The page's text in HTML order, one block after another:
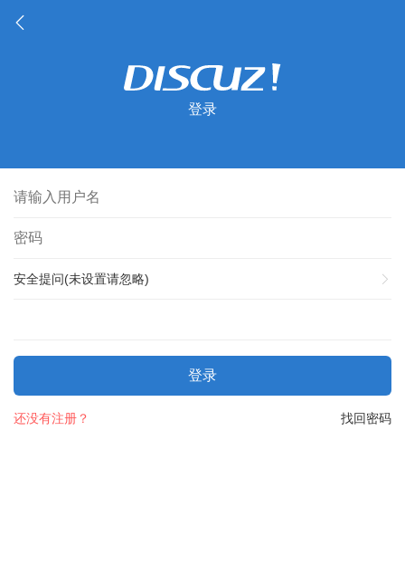
登录
安全提问(未设置请忽略)
登录
找回密码
还没有注册？